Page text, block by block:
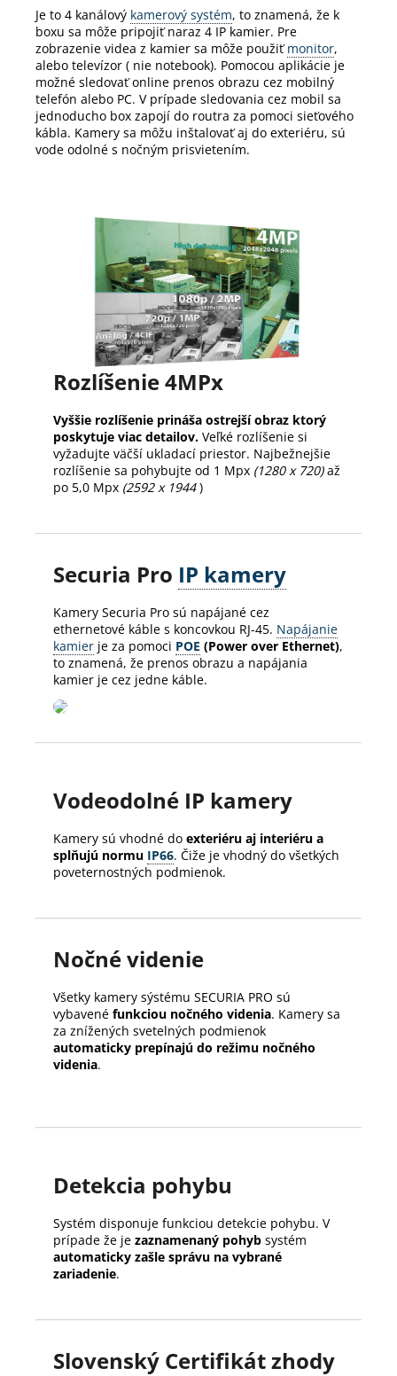
Je to 4 kanálový kamerový systém, to znamená, že k
boxu sa môže pripojiť naraz 4 IP kamier. Pre
zobrazenie videa z kamier sa môže použiťmonitor,
alebo televízor ( nie notebook). Pomocou aplikácie je
možné sledovať online prenos obrazu cez mobilný
telefón alebo PC. V prípade sledovania cez mobil sa
jednoducho box zapojí do routra za pomoci sieťového
kábla. Kamery sa môžu inštalovať aj do exteriéru, sú
vode odolné s nočným prisvietením.
Rozlíšenie 4MPx
Vyššie rozlíšenie prináša ostrejší obraz ktorý
poskytuje viac detailov. Veľké rozlíšenie si
vyžadujte väčší ukladací priestor. Najbežnejšie
rozlíšenie sa pohybujte od 1 Mpx (1280 x 720)až
po 5,0 Mpx (2592 x 1944)
Securia Pro IP kamery
Kamery Securia Pro sú napájané cez
ethernetové káble s koncovkou RJ-45. Napájanie
kamier je za pomoci POE (Power over Ethernet),
to znamená, že prenos obrazu a napájania
kamier je cez jedne káble.
Vodeodolné IP kamery
Kamery sú vhodné do exteriéru aj interiéru a
splňujú normu IP66. Čiže je vhodný do všetkých
poveternostných podmienok.
Nočné videnie
Všetky kamery sýstému SECURIA PRO sú
vybavené funkciou nočného videnia. Kamery sa
za znížených svetelných podmienok
automaticky prepínajú do režimu nočného
videnia.
Detekcia pohybu
Systém disponuje funkciou detekcie pohybu. V
prípade že je zaznamenaný pohyb systém
automaticky zašle správu na vybrané
zariadenie.
Slovenský Certifikát zhody